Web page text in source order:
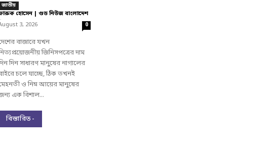
জাতীয়
হোসেন | গুড নিউজ বাংলাদেশ
-
3, 2026 0
বাজারে যখন
জিনিসপত্রের দাম
দিন সাধারণ মানুষের নাগালের
চলে যাচ্ছে, ঠিক তখনই
ও নিম্ন আয়ের মানুষের
এক বিশাল...
বিস্তারিত -